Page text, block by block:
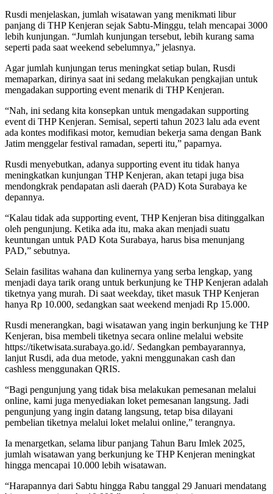
Rusdi menjelaskan, jumlah wisatawan yang menikmati libur
panjang di THP Kenjeran sejak Sabtu-Minggu, telah mencapai 3000
lebih kunjungan. “Jumlah kunjungan tersebut, lebih kurang sama
seperti pada saat weekend sebelumnya,” jelasnya.
Agar jumlah kunjungan terus meningkat setiap bulan, Rusdi
memaparkan, dirinya saat ini sedang melakukan pengkajian untuk
mengadakan supporting event menarik di THP Kenjeran.
“Nah, ini sedang kita konsepkan untuk mengadakan supporting
event di THP Kenjeran. Semisal, seperti tahun 2023 lalu ada event
ada kontes modifikasi motor, kemudian bekerja sama dengan Bank
Jatim menggelar festival ramadan, seperti itu,” paparnya.
Rusdi menyebutkan, adanya supporting event itu tidak hanya
meningkatkan kunjungan THP Kenjeran, akan tetapi juga bisa
mendongkrak pendapatan asli daerah (PAD) Kota Surabaya ke
depannya.
“Kalau tidak ada supporting event, THP Kenjeran bisa ditinggalkan
oleh pengunjung. Ketika ada itu, maka akan menjadi suatu
keuntungan untuk PAD Kota Surabaya, harus bisa menunjang
PAD,” sebutnya.
Selain fasilitas wahana dan kulinernya yang serba lengkap, yang
menjadi daya tarik orang untuk berkunjung ke THP Kenjeran adalah
tiketnya yang murah. Di saat weekday, tiket masuk THP Kenjeran
hanya Rp 10.000, sedangkan saat weekend menjadi Rp 15.000.
Rusdi menerangkan, bagi wisatawan yang ingin berkunjung ke THP
Kenjeran, bisa membeli tiketnya secara online melalui website
https://tiketwisata.surabaya.go.id/. Sedangkan pembayarannya,
lanjut Rusdi, ada dua metode, yakni menggunakan cash dan
cashless menggunakan QRIS.
“Bagi pengunjung yang tidak bisa melakukan pemesanan melalui
online, kami juga menyediakan loket pemesanan langsung. Jadi
pengunjung yang ingin datang langsung, tetap bisa dilayani
pembelian tiketnya melalui loket melalui online,” terangnya.
Ia menargetkan, selama libur panjang Tahun Baru Imlek 2025,
jumlah wisatawan yang berkunjung ke THP Kenjeran meningkat
hingga mencapai 10.000 lebih wisatawan.
“Harapannya dari Sabtu hingga Rabu tanggal 29 Januari mendatang